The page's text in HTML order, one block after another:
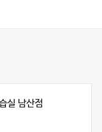
실 남산점